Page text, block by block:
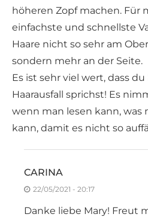
höheren Zopf machen. Für
einfachste und schnellste
Haare nicht so sehr am
sondern mehr an der Seite.
Es ist sehr viel wert, dass
Haarausfall sprichst! Es
wenn man lesen kann, was
kann, damit es nicht so
CARINA
22/05/2021 - 20:17
Danke liebe Mary! Freut